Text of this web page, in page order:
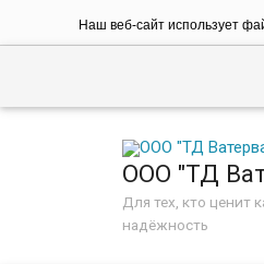
Наш веб-сайт использует
ООО "ТД
Для тех, кто ценит
надёжность